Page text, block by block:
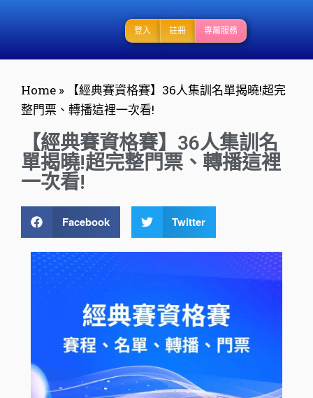
登入 註冊 專屬服務
Home »
【經典賽資格賽】36人集訓名單揭曉!超完
整門票、轉播這裡一次看!
【經典賽資格賽】36人集訓名
單揭曉!超完整門票、轉播這裡
一次看!
Facebook Twitter